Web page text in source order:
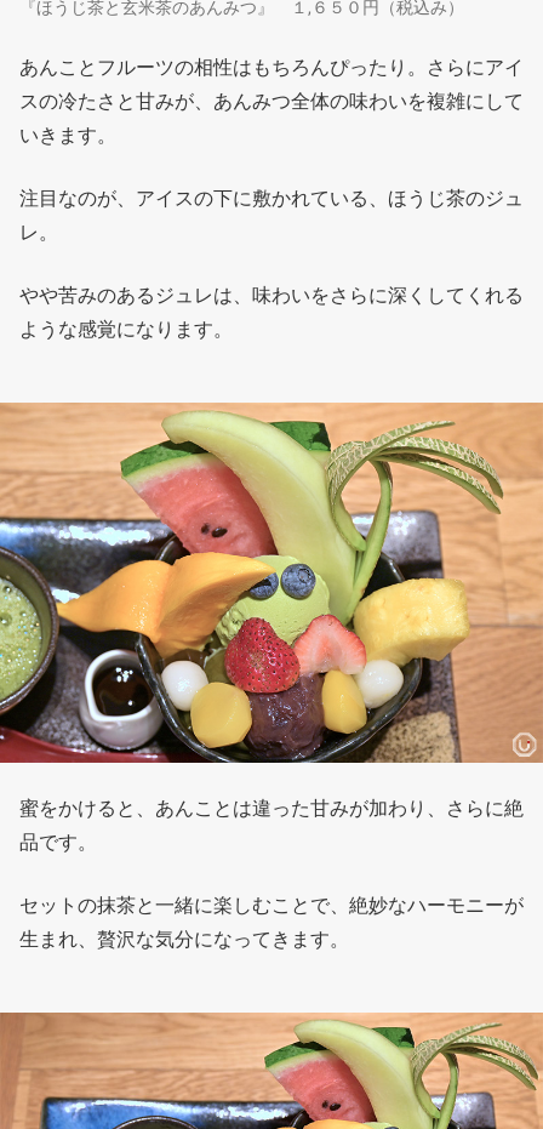
『ほうじ茶と玄米茶のあんみつ』 １,６５０円（税込み）
あんことフルーツの相性はもちろんぴったり。さらにアイ
スの冷たさと甘みが、あんみつ全体の味わいを複雑にして
いきます。
注目なのが、アイスの下に敷かれている、ほうじ茶のジュ
レ。
やや苦みのあるジュレは、味わいをさらに深くしてくれる
ような感覚になります。
蜜をかけると、あんことは違った甘みが加わり、さらに絶
品です。
セットの抹茶と一緒に楽しむことで、絶妙なハーモニーが
生まれ、贅沢な気分になってきます。